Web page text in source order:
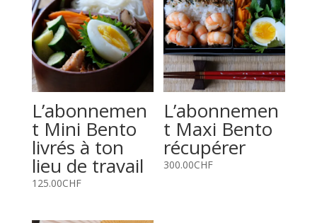
L’abonnemen
t Mini Bento
livrés à ton
lieu de travail
125.00CHF
L’abonnemen
t Maxi Bento
récupérer
300.00CHF